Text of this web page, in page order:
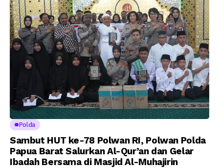
Perwira Polri Lulusan
AKPOL 2026
Polda
Sambut HUT ke-78 Polwan RI, Polwan Polda
Papua Barat Salurkan Al-Qur’an dan Gelar
Ibadah Bersama di Masjid Al-Muhajirin